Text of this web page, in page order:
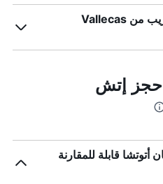
هل إتش ميتروبوليتان أتوتشا قريب من Vallecas
حجز إتش
قابلة للمقارنة